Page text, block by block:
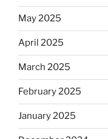
May 2025
April 2025
March 2025
February 2025
January 2025